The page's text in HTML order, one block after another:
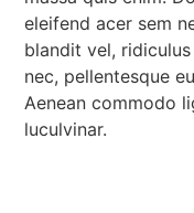
eleifend acer sem
blandit vel,
nec, pellentesque
Aenean commodo
luculvinar.